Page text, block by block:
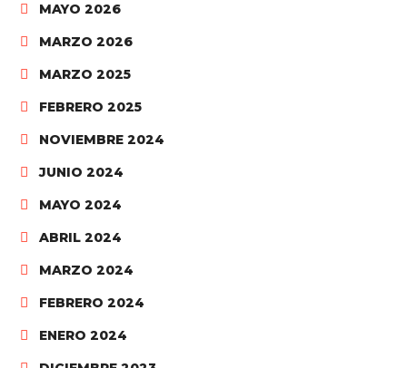
MAYO 2026
MARZO 2026
MARZO 2025
FEBRERO 2025
NOVIEMBRE 2024
JUNIO 2024
MAYO 2024
ABRIL 2024
MARZO 2024
FEBRERO 2024
ENERO 2024